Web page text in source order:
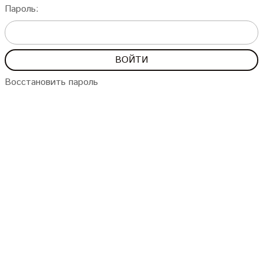
Пароль:
Восстановить пароль